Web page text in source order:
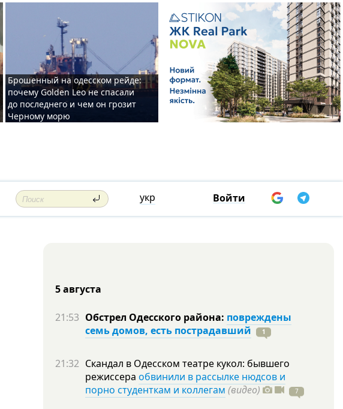
Брошенный на одесском рейде:
почему Golden Leo не спасали
до последнего и чем он грозит
Черному морю
укр Войти
5 августа
21:53 Обстрел Одесского района: повреждены
семь домов, есть пострадавший
1
21:32 Скандал в Одесском театре кукол: бывшего
режиссера обвинили в рассылке нюдсов и
порно студенткам и коллегам (видео) 7